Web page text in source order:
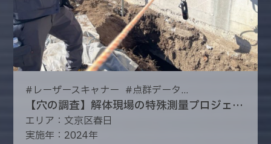
# レーザースキャナー #点群データ...
【穴の調査】解体現場の特殊測量プロジェクト
エリア：文京区春日
実施年：2024年